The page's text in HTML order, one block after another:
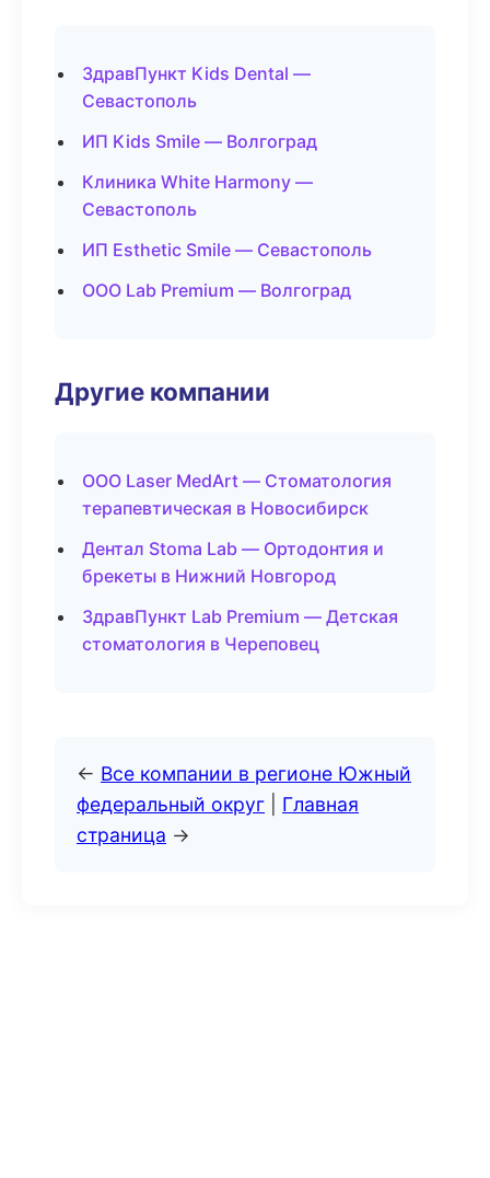
ЗдравПункт Kids Dental —
Севастополь
ИП Kids Smile — Волгоград
Клиника White Harmony —
Севастополь
ИП Esthetic Smile — Севастополь
ООО Lab Premium — Волгоград
Другие компании
ООО Laser MedArt — Стоматология
терапевтическая в Новосибирск
Дентал Stoma Lab — Ортодонтия и
брекеты в Нижний Новгород
ЗдравПункт Lab Premium — Детская
стоматология в Череповец
← Все компании в регионе Южный
федеральный округ
Главная
страница →